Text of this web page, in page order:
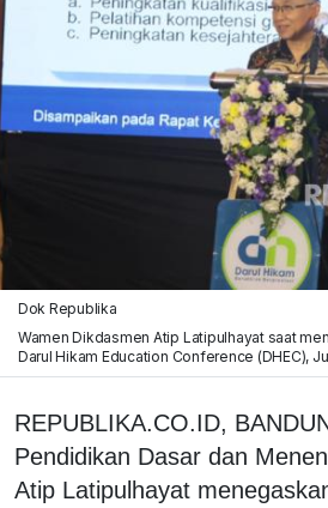
Dok Republika
Wamen Dikdasmen Atip Latipulhayat saat
Darul Hikam Education Conference (DHEC),
REPUBLIKA.CO.ID,
Pendidikan Dasar dan
Atip Latipulhayat